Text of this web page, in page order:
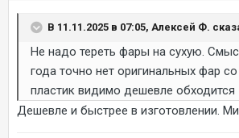
В 11.11.2025 в 07:05, Алексей Ф.
Не надо тереть фары на сухую.
года точно нет оригинальных фар со
пластик видимо дешевле обходится
Дешевле и быстрее в изготовлении.